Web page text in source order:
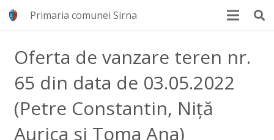
Primaria comunei Sirna
Oferta de vanzare teren nr.
65 din data de 03.05.2022
(Petre Constantin, Niță
Aurica si Toma Ana)